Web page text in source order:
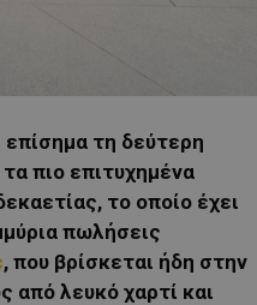
τη δεύτερη
πιο επιτυχημένα
το οποίο έχει
πωλήσεις
, που βρίσκεται ήδη στην
από λευκό χαρτί και